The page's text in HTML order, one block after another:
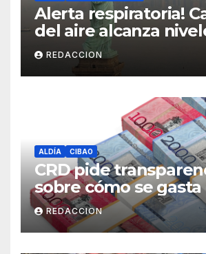
Alerta respiratoria!
del aire alcanza
peligrosos en NYC
REDACCION
ALDÍA CIBAO
CRD pide
sobre cómo se gasta
dinero del Seguro
Salud
REDACCION